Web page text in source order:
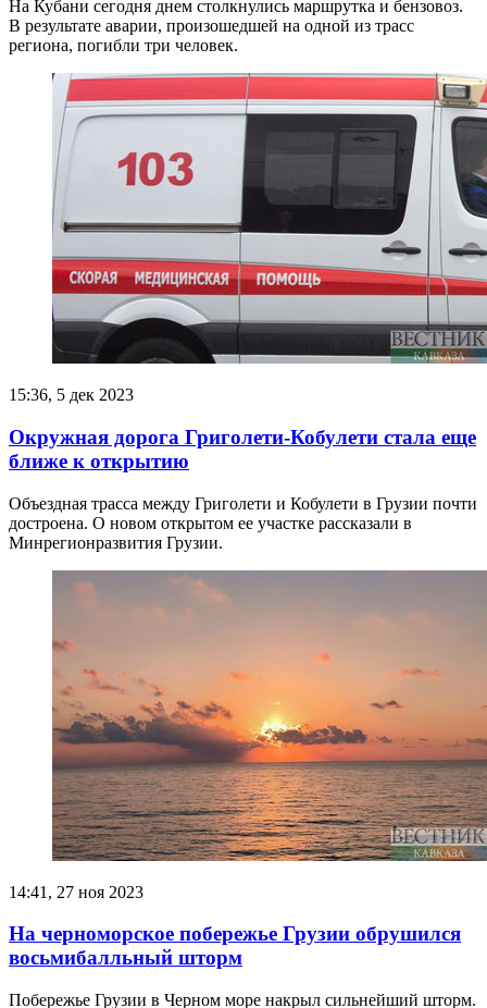
На Кубани сегодня днем столкнулись маршрутка и бензовоз.
В результате аварии, произошедшей на одной из трасс
региона, погибли три человек.
15:36, 5 дек 2023
Окружная дорога Григолети-Кобулети стала еще
ближе к открытию
Объездная трасса между Григолети и Кобулети в Грузии почти
достроена. О новом открытом ее участке рассказали в
Минрегионразвития Грузии.
14:41, 27 ноя 2023
На черноморское побережье Грузии обрушился
восьмибалльный шторм
Побережье Грузии в Черном море накрыл сильнейший шторм.